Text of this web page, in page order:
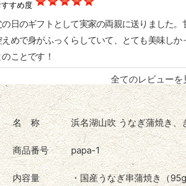
すめ度
の日のギフトとして実家の両親に送りました。
えめで身がふっくらしていて、とても美味しか
ことです！
全てのレビューを
名 称 浜名湖山吹 うなぎ蒲焼き、
商品番号 papa-1
内容量
・国産うなぎ串蒲焼き（